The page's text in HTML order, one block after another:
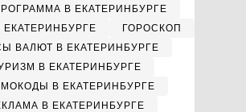
В ЕКАТЕРИНБУРГЕ
ГОРОСКОП
ВАЛЮТ В ЕКАТЕРИНБУРГЕ
В ЕКАТЕРИНБУРГЕ
В ЕКАТЕРИНБУРГЕ
В ЕКАТЕРИНБУРГЕ